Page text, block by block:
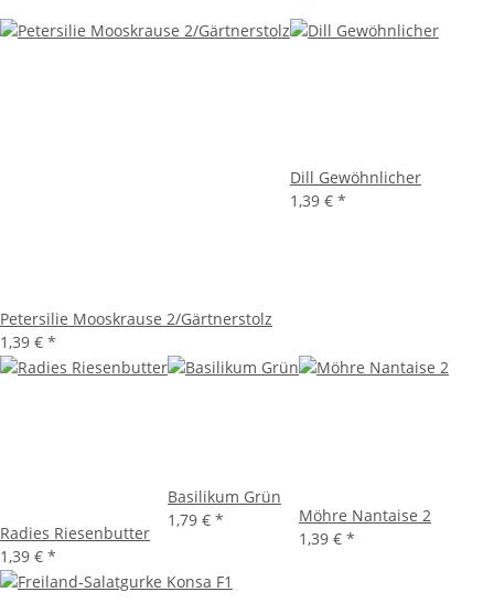
Petersilie Mooskrause 2/Gärtnerstolz
1,39 € *
Dill Gewöhnlicher
1,39 € *
Radies Riesenbutter
1,39 € *
Basilikum Grün
1,79 € *
Möhre Nantaise 2
1,39 € *